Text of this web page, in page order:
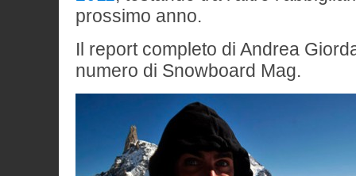
prossimo anno.
Il report completo di Andrea
numero di Snowboard Mag.